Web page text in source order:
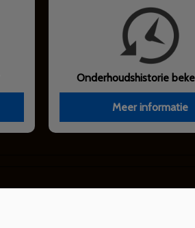
Onderhoudshistorie
Meer informatie